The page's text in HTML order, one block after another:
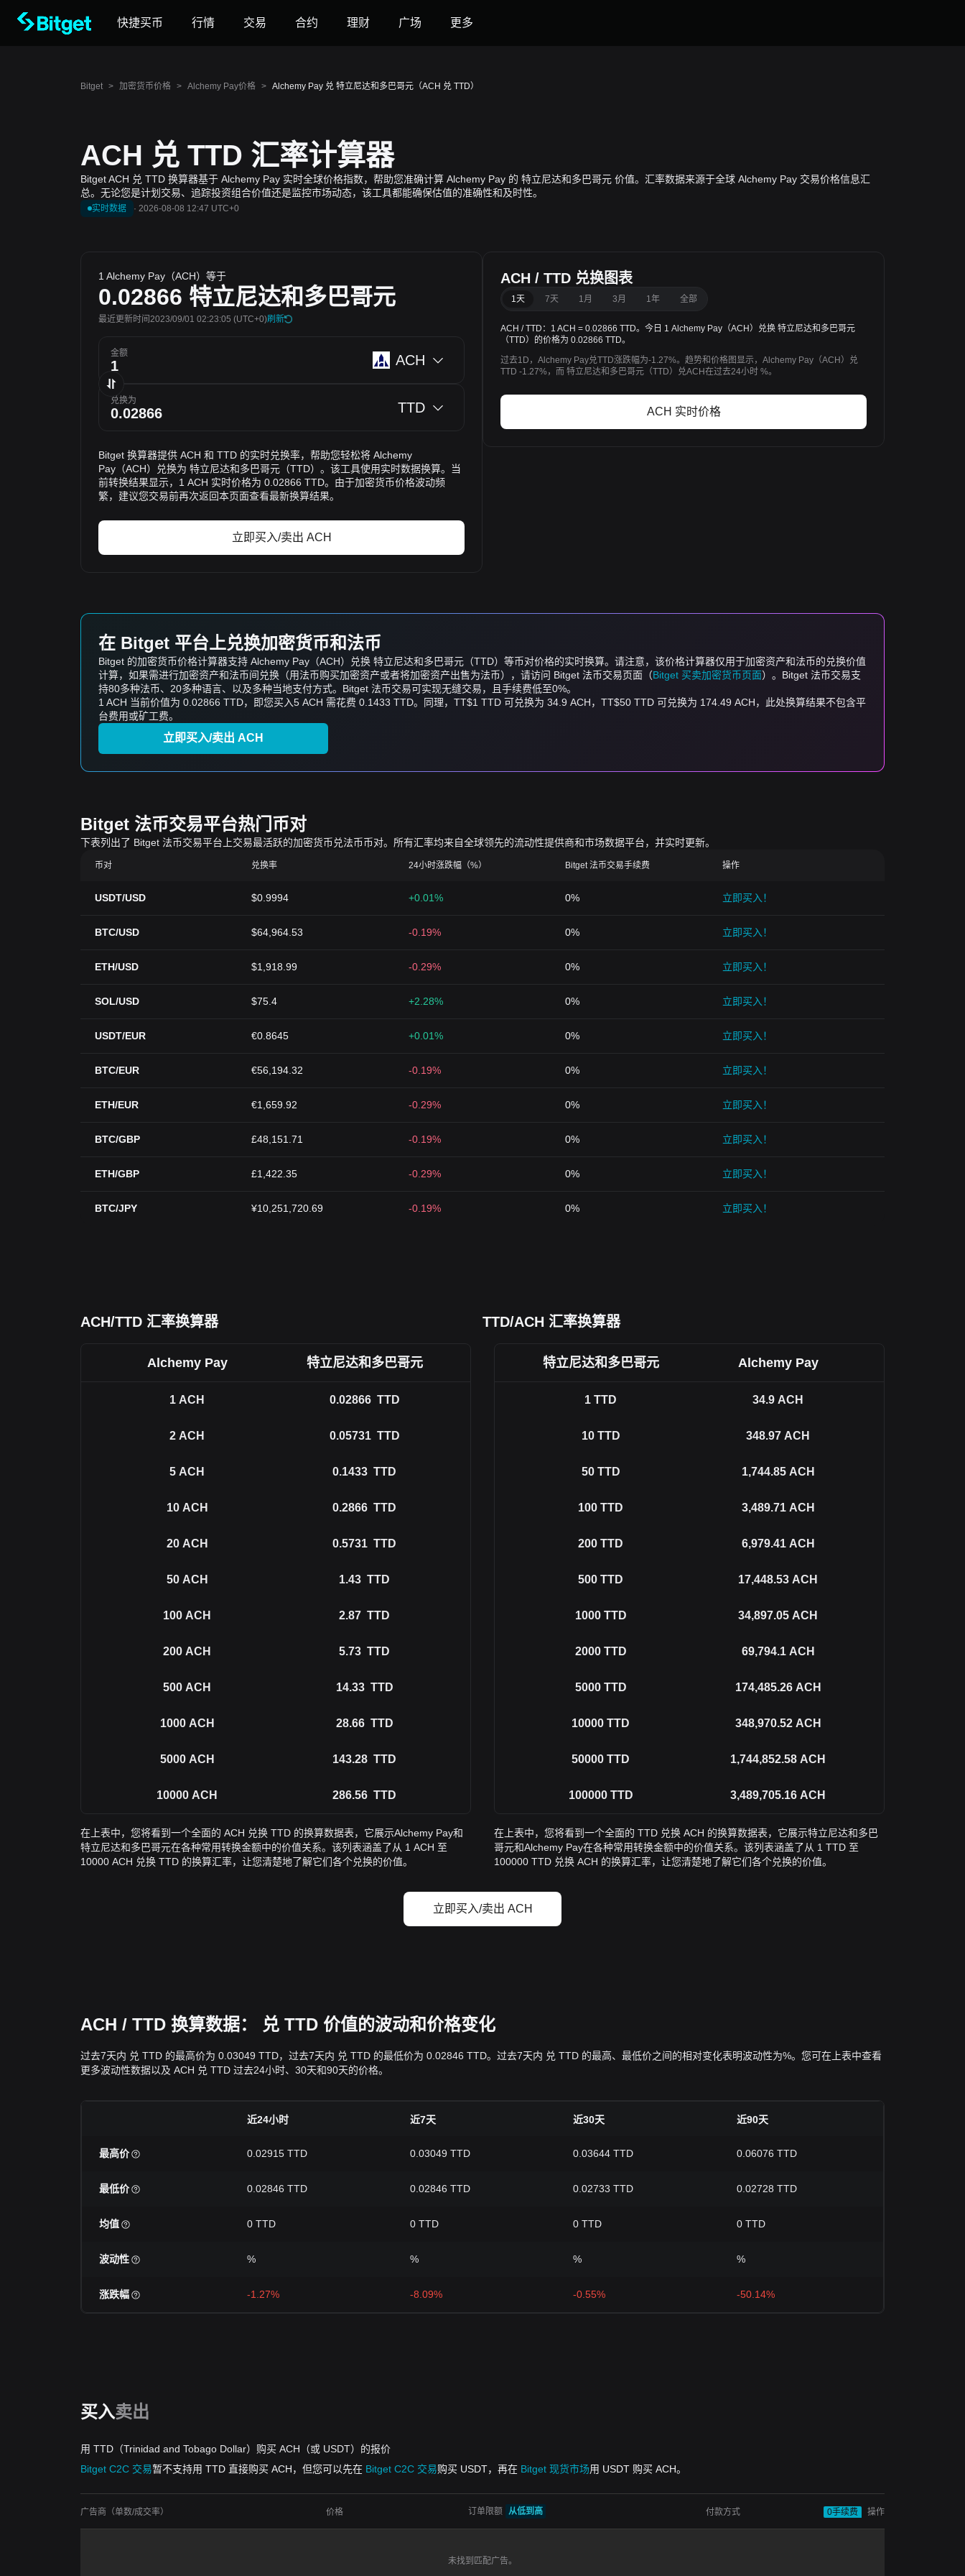
快捷买币 行情 交易 合约 理财 广场 更多
Bitget > 加密货币价格 > Alchemy Pay价格 > Alchemy Pay 兑 特立尼达和多巴哥元（ACH 兑 TTD）
ACH 兑 TTD 汇率计算器
Bitget ACH 兑 TTD 换算器基于 Alchemy Pay 实时全球价格指数，帮助您准确计算 Alchemy Pay 的 特立尼达和多巴哥元 价值。汇率数据来源于全球 Alchemy Pay 交易价格信息汇
总。无论您是计划交易、追踪投资组合价值还是监控市场动态，该工具都能确保估值的准确性和及时性。
实时数据 · 2026-08-08 12:47 UTC+0
1 Alchemy Pay（ACH）等于
0.02866 特立尼达和多巴哥元
最近更新时间2023/09/01 02:23:05 (UTC+0)刷新
金额 ACH
兑换为 TTD
Bitget 换算器提供 ACH 和 TTD 的实时兑换率，帮助您轻松将 Alchemy
Pay（ACH）兑换为 特立尼达和多巴哥元（TTD）。该工具使用实时数据换算。当
前转换结果显示，1 ACH 实时价格为 0.02866 TTD。由于加密货币价格波动频
繁，建议您交易前再次返回本页面查看最新换算结果。
立即买入/卖出 ACH
ACH / TTD 兑换图表
1天 7天 1月 3月 1年 全部
ACH / TTD：1 ACH = 0.02866 TTD。今日 1 Alchemy Pay（ACH）兑换 特立尼达和多巴哥元
（TTD）的价格为 0.02866 TTD。
过去1D，Alchemy Pay兑TTD涨跌幅为-1.27%。趋势和价格图显示，Alchemy Pay（ACH）兑
TTD -1.27%，而 特立尼达和多巴哥元（TTD）兑ACH在过去24小时 %。
ACH 实时价格
在 Bitget 平台上兑换加密货币和法币
Bitget 的加密货币价格计算器支持 Alchemy Pay（ACH）兑换 特立尼达和多巴哥元（TTD）等币对价格的实时换算。请注意，该价格计算器仅用于加密资产和法币的兑换价值
计算，如果需进行加密资产和法币间兑换（用法币购买加密资产或者将加密资产出售为法币），请访问 Bitget 法币交易页面（Bitget 买卖加密货币页面）。Bitget 法币交易支
持80多种法币、20多种语言、以及多种当地支付方式。Bitget 法币交易可实现无缝交易，且手续费低至0%。
1 ACH 当前价值为 0.02866 TTD，即您买入5 ACH 需花费 0.1433 TTD。同理，TT$1 TTD 可兑换为 34.9 ACH，TT$50 TTD 可兑换为 174.49 ACH，此处换算结果不包含平
台费用或矿工费。
立即买入/卖出 ACH
Bitget 法币交易平台热门币对
下表列出了 Bitget 法币交易平台上交易最活跃的加密货币兑法币币对。所有汇率均来自全球领先的流动性提供商和市场数据平台，并实时更新。
币对 兑换率 24小时涨跌幅（%） Bitget 法币交易手续费 操作
USDT/USD $0.9994 +0.01% 0% 立即买入！
BTC/USD $64,964.53 -0.19% 0% 立即买入！
ETH/USD $1,918.99 -0.29% 0% 立即买入！
SOL/USD $75.4 +2.28% 0% 立即买入！
USDT/EUR €0.8645 +0.01% 0% 立即买入！
BTC/EUR €56,194.32 -0.19% 0% 立即买入！
ETH/EUR €1,659.92 -0.29% 0% 立即买入！
BTC/GBP £48,151.71 -0.19% 0% 立即买入！
ETH/GBP £1,422.35 -0.29% 0% 立即买入！
BTC/JPY ¥10,251,720.69 -0.19% 0% 立即买入！
ACH/TTD 汇率换算器 TTD/ACH 汇率换算器
Alchemy Pay 特立尼达和多巴哥元
1 ACH 0.02866 TTD
2 ACH 0.05731 TTD
5 ACH 0.1433 TTD
10 ACH 0.2866 TTD
20 ACH 0.5731 TTD
50 ACH 1.43 TTD
100 ACH 2.87 TTD
200 ACH 5.73 TTD
500 ACH 14.33 TTD
1000 ACH 28.66 TTD
5000 ACH 143.28 TTD
10000 ACH 286.56 TTD
在上表中，您将看到一个全面的 ACH 兑换 TTD 的换算数据表，它展示Alchemy Pay和
特立尼达和多巴哥元在各种常用转换金额中的价值关系。该列表涵盖了从 1 ACH 至
10000 ACH 兑换 TTD 的换算汇率，让您清楚地了解它们各个兑换的价值。
特立尼达和多巴哥元 Alchemy Pay
1 TTD 34.9 ACH
10 TTD 348.97 ACH
50 TTD 1,744.85 ACH
100 TTD 3,489.71 ACH
200 TTD 6,979.41 ACH
500 TTD 17,448.53 ACH
1000 TTD 34,897.05 ACH
2000 TTD 69,794.1 ACH
5000 TTD 174,485.26 ACH
10000 TTD 348,970.52 ACH
50000 TTD 1,744,852.58 ACH
100000 TTD 3,489,705.16 ACH
在上表中，您将看到一个全面的 TTD 兑换 ACH 的换算数据表，它展示特立尼达和多巴
哥元和Alchemy Pay在各种常用转换金额中的价值关系。该列表涵盖了从 1 TTD 至
100000 TTD 兑换 ACH 的换算汇率，让您清楚地了解它们各个兑换的价值。
立即买入/卖出 ACH
ACH / TTD 换算数据： 兑 TTD 价值的波动和价格变化
过去7天内 兑 TTD 的最高价为 0.03049 TTD，过去7天内 兑 TTD 的最低价为 0.02846 TTD。过去7天内 兑 TTD 的最高、最低价之间的相对变化表明波动性为%。您可在上表中查看
更多波动性数据以及 ACH 兑 TTD 过去24小时、30天和90天的价格。
近24小时 近7天 近30天 近90天
最高价 0.02915 TTD 0.03049 TTD 0.03644 TTD 0.06076 TTD
最低价 0.02846 TTD 0.02846 TTD 0.02733 TTD 0.02728 TTD
均值 0 TTD 0 TTD 0 TTD 0 TTD
波动性 % % % %
涨跌幅 -1.27% -8.09% -0.55% -50.14%
买入卖出
用 TTD（Trinidad and Tobago Dollar）购买 ACH（或 USDT）的报价
Bitget C2C 交易暂不支持用 TTD 直接购买 ACH，但您可以先在 Bitget C2C 交易购买 USDT，再在 Bitget 现货市场用 USDT 购买 ACH。
广告商（单数/成交率） 价格 订单限额 从低到高 付款方式 0手续费 操作
未找到匹配广告。